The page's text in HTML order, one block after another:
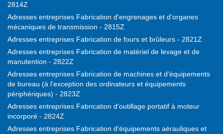
2814Z
Adresses entreprises Fabrication d'engrenages et d'organes
mécaniques de transmission - 2815Z
Adresses entreprises Fabrication de fours et brûleurs - 2821Z
Adresses entreprises Fabrication de matériel de levage et de
manutention - 2822Z
Adresses entreprises Fabrication de machines et d'équipements
de bureau (à l'exception des ordinateurs et équipements
périphériques) - 2823Z
Adresses entreprises Fabrication d'outillage portatif à moteur
incorporé - 2824Z
Adresses entreprises Fabrication d'équipements aérauliques et